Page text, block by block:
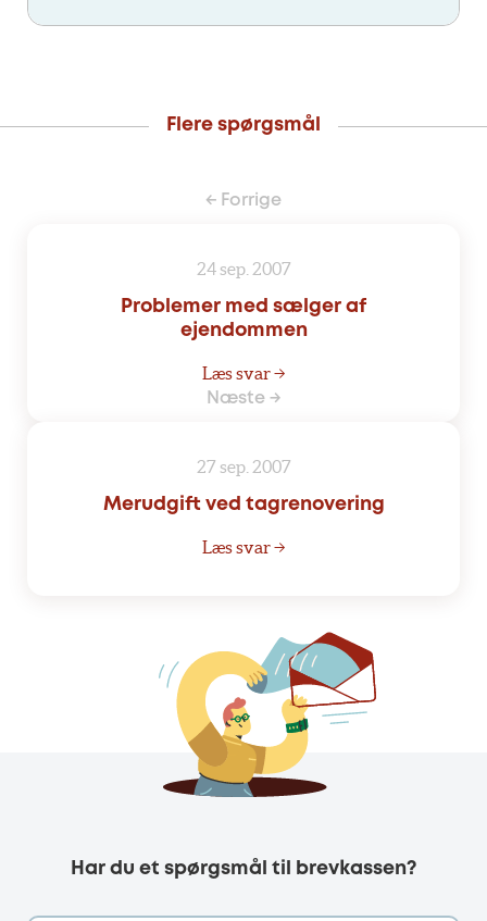
Flere spørgsmål
← Forrige
24 sep. 2007
Problemer med sælger af
ejendommen
Læs svar →
Næste →
27 sep. 2007
Merudgift ved tagrenovering
Læs svar →
Har du et spørgsmål til brevkassen?